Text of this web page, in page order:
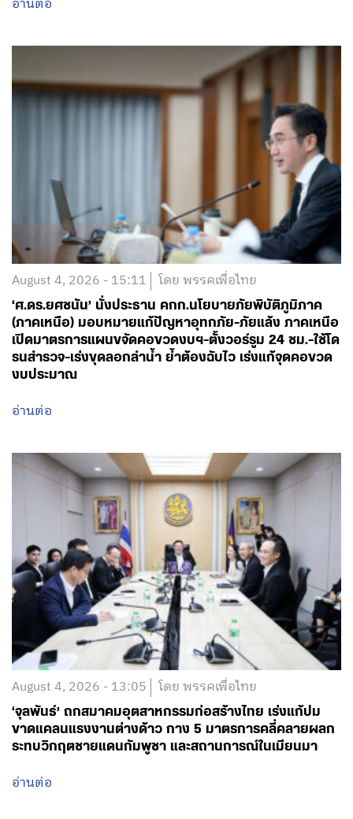
August 4, 2026 - 15:11 โดย พรรคเพื่อไทย
‘ศ.ดร.ยศชนัน’ นั่งประธาน คกก.นโยบายภัยพิบัติภูมิภาค
(ภาคเหนือ) มอบหมายแก้ปัญหาอุทกภัย-ภัยแล้ง ภาคเหนือ
เปิดมาตรการแผนขจัดคอขวดงบฯ-ตั้งวอร์รูม 24 ชม.-ใช้โด
รนสำรวจ-เร่งขุดลอกลำน้ำ ย้ำต้องฉับไว เร่งแก้จุดคอขวด
งบประมาณ
อ่านต่อ
August 4, 2026 - 13:05 โดย พรรคเพื่อไทย
‘จุลพันธ์’ ถกสมาคมอุตสาหกรรมก่อสร้างไทย เร่งแก้ปม
ขาดแคลนแรงงานต่างด้าว กาง 5 มาตรการคลี่คลายผลก
ระทบวิกฤตชายแดนกัมพูชา และสถานการณ์ในเมียนมา
อ่านต่อ